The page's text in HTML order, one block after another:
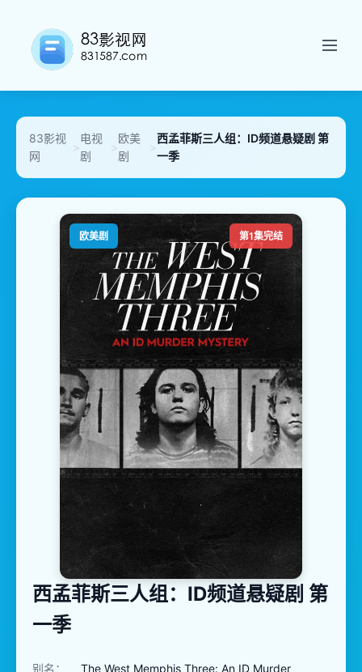
83影视
网
>
电视
剧
>
欧美
剧
>
西孟菲斯三人组：ID频道悬疑剧 第
一季
欧美剧 第1集完结
西孟菲斯三人组：ID频道悬疑剧 第
一季
别名：
The West Memphis Three: An ID Murder